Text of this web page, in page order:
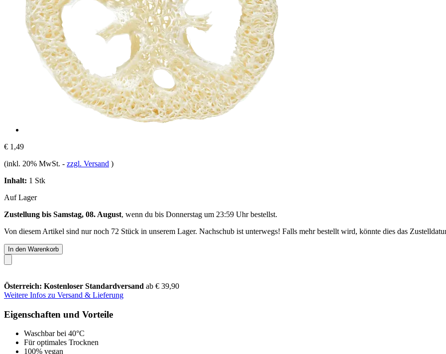
€ 1,49
(inkl. 20% MwSt. - zzgl. Versand )
Inhalt: 1 Stk
Auf Lager
Zustellung bis Samstag, 08. August, wenn du bis Donnerstag um 23:59 Uhrbestellst.
Von diesem Artikel sind nur noch 72 Stück in unserem Lager. Nachschub ist unterwegs! Falls mehr bestellt wird, könnte dies das
In den Warenkorb
Österreich: Kostenloser Standardversand ab € 39,90
Weitere Infos zu Versand & Lieferung
Eigenschaften und Vorteile
Waschbar bei 40°C
Für optimales Trocknen
100% vegan